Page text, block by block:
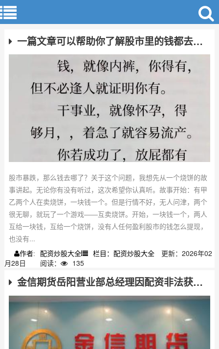
一篇文章可以帮助你了解股市里的钱都去哪儿了？
股市暴跌，那么钱去哪了？关于这个问题，我想先从一个烧饼的故
事讲起。无论你有没有听过，这次希望你认真听。故事开始：有甲
乙两个人在卖烧饼，一块钱一个。但是行情不好，无人问津，两个
很无聊，就玩了一个游戏——互卖烧饼。开始，一块钱一个，两人
互给一块钱，互给一个烧饼，没有人任何盈利股市的钱怎么提现，
也没有...
作者: 配资炒股大全 栏目：配资炒股大全
更新：2026年02
月28日
阅读： 135
金信期货岳阳营业部总经理因配资非法获利获缓刑判决